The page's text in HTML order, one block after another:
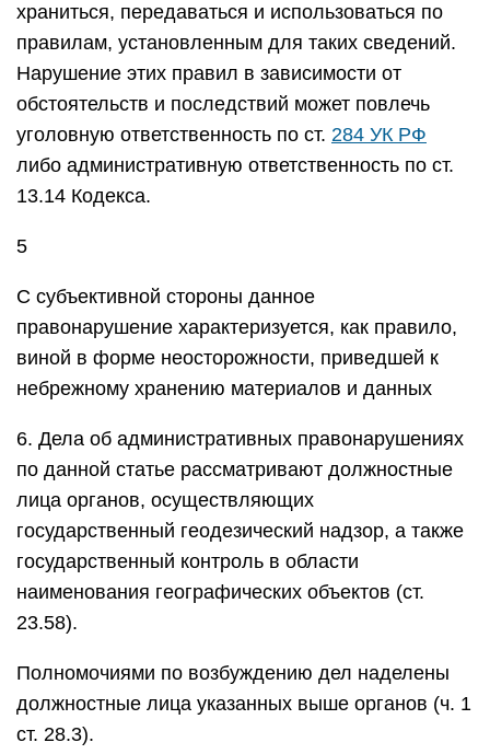
храниться, передаваться и использоваться по
правилам, установленным для таких сведений.
Нарушение этих правил в зависимости от
обстоятельств и последствий может повлечь
уголовную ответственность по ст. 284 УК РФ
либо административную ответственность по ст.
13.14 Кодекса.
5
С субъективной стороны данное
правонарушение характеризуется, как правило,
виной в форме неосторожности, приведшей к
небрежному хранению материалов и данных
6. Дела об административных правонарушениях
по данной статье рассматривают должностные
лица органов, осуществляющих
государственный геодезический надзор, а также
государственный контроль в области
наименования географических объектов (ст.
23.58).
Полномочиями по возбуждению дел наделены
должностные лица указанных выше органов (ч. 1
ст. 28.3).